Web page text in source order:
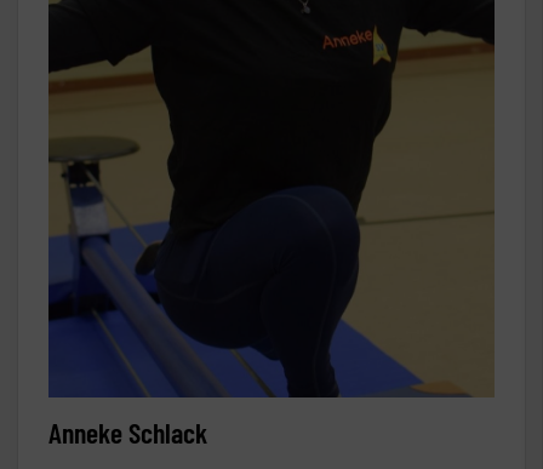
Anneke Schlack